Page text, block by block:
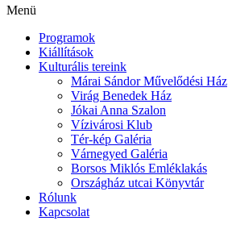
Menü
Programok
Kiállítások
Kulturális tereink
Márai Sándor Művelődési Ház
Virág Benedek Ház
Jókai Anna Szalon
Vízivárosi Klub
Tér-kép Galéria
Várnegyed Galéria
Borsos Miklós Emléklakás
Országház utcai Könyvtár
Rólunk
Kapcsolat